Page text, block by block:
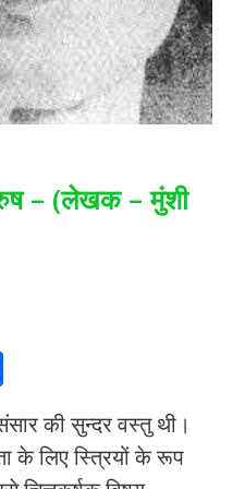
– (लेखक – मुंशी
h
ar
e
की सुन्दर वस्तु थी।
के लिए स्त्रियों के रूप